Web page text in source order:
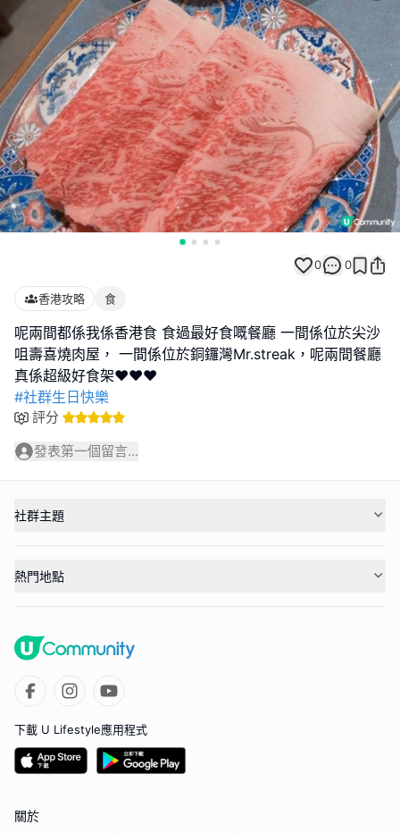
0 0
香港攻略 食
呢兩間都係我係香港食 食過最好食嘅餐廳 一間係位於尖沙
咀壽喜燒肉屋， 一間係位於銅鑼灣Mr.streak，呢兩間餐廳
#社群生日快樂
評分
發表第一個留言...
社群主題
熱門地點
下載 U Lifestyle應用程式
關於